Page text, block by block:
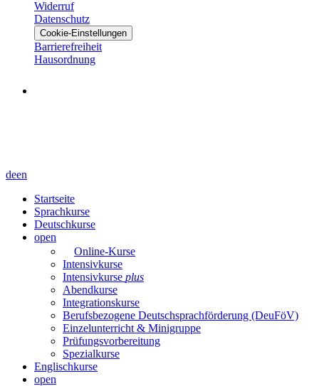
Widerruf
Datenschutz
Cookie-Einstellungen
Barrierefreiheit
Hausordnung
deen
Startseite
Sprachkurse
Deutschkurse
open
Online-Kurse
Intensivkurse
Intensivkurse plus
Abendkurse
Integrationskurse
Berufsbezogene Deutschsprachförderung (DeuFöV)
Einzelunterricht & Minigruppe
Prüfungsvorbereitung
Spezialkurse
Englischkurse
open